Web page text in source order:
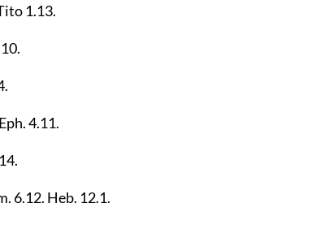
1.13.
.
.
4.11.
.
6.12. Heb. 12.1.